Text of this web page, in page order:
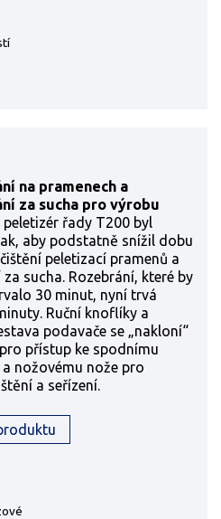
na pramenech a
za sucha pro výrobu
peletizér řady T200 byl
aby podstatně snížil dobu
peletizací pramenů a
za sucha. Rozebrání, které by
30 minut, nyní trvá
Ruční knoflíky a
podavače se „nakloní“
přístup ke spodnímu
nožovému nože pro
a seřízení.